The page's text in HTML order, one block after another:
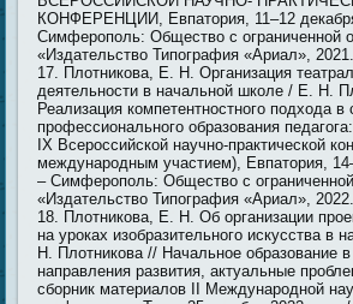
КОНФЕРЕНЦИИ, Евпатория, 11–12
Симферополь: Общество с ограниченной
«Издательство Типография «Ариал»,
Плотникова, Е. Н. Организация
деятельности в начальной школе / Е. Н.
Реализация компетентностного подхода в
профессионального образования
IX Всероссийской научно-практической
международным участием), Евпатория,
– Симферополь: Общество с
«Издательство Типография «Ариал»,
Плотникова, Е. Н. Об организации
на уроках изобразительного искусства в
Н. Плотникова // Начальное образование
направления развития, актуальные
сборник материалов II Международной